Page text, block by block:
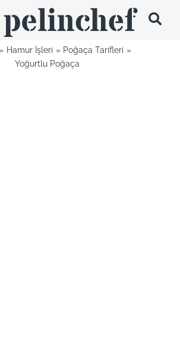
Hamur İşleri
Poğaça Tarifleri
Yoğurtlu Poğaça